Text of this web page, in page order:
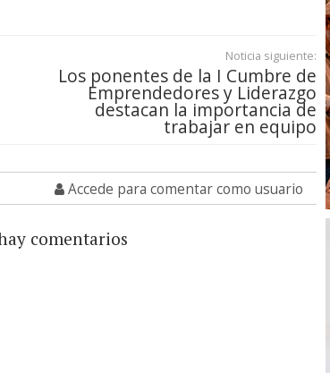
Noticia siguiente:
Los ponentes de la I Cumbre de
Emprendedores y Liderazgo
destacan la importancia de
trabajar en equipo
Accede para comentar como usuario
comentarios